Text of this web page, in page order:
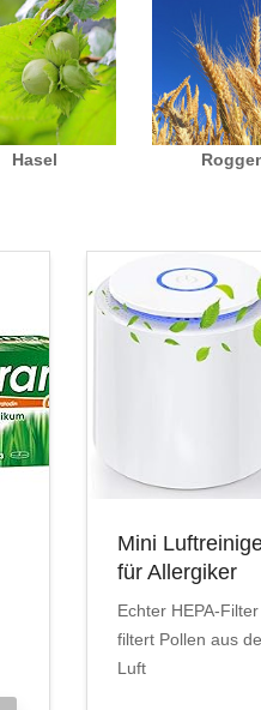
Hasel
Mini
für Allergiker
Echter HEPA-Filter
filtert Pollen aus
Luft